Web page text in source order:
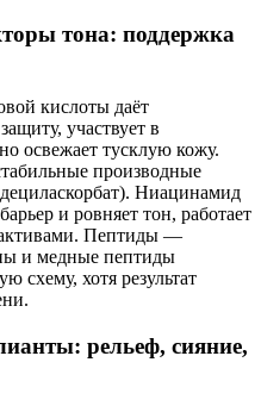
тона: поддержка
кислоты даёт
участвует в
освежает тусклую кожу.
производные
Ниацинамид
и ровняет тон, работает
Пептиды —
и медные пептиды
схему, хотя результат
рельеф, сияние,